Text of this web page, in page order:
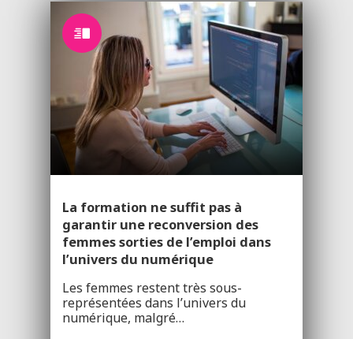
La formation ne suffit pas à
garantir une reconversion des
femmes sorties de l’emploi dans
l’univers du numérique
Les femmes restent très sous-
représentées dans l’univers du
numérique, malgré…